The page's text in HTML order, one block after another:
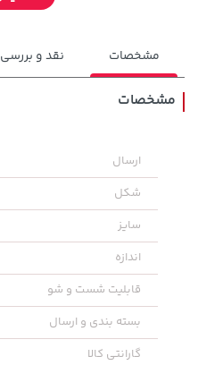
141,000 تومان
165,900
مشخصات نقد و بررسی
مشخصات
ارسال
شکل
سایز
اندازه
قابلیت شست و شو
بسته بندی و ارسال
گارانتی کالا